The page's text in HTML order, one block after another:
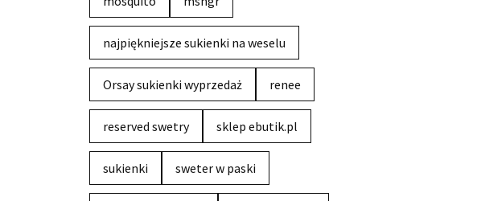
najpiękniejsze sukienki na weselu
Orsay sukienki wyprzedaż renee
reserved swetry sklep ebutik.pl
sukienki sweter w paski